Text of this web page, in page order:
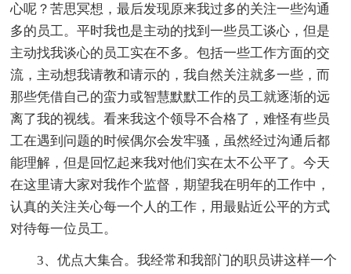
心呢？苦思冥想，最后发现原来我过多的关注一些沟通
多的员工。平时我也是主动的找到一些员工谈心，但是
主动找我谈心的员工实在不多。包括一些工作方面的交
流，主动想我请教和请示的，我自然关注就多一些，而
那些凭借自己的蛮力或智慧默默工作的员工就逐渐的远
离了我的视线。看来我这个领导不合格了，难怪有些员
工在遇到问题的时候偶尔会发牢骚，虽然经过沟通后都
能理解，但是回忆起来我对他们实在太不公平了。今天
在这里请大家对我作个监督，期望我在明年的工作中，
认真的关注关心每一个人的工作，用最贴近公平的方式
对待每一位员工。
3、优点大集合。我经常和我部门的职员讲这样一个